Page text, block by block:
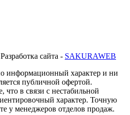
сайта - SAKURAWEB
информационный характер и ни
публичной офертой.
в связи с нестабильной
характер. Точную
у менеджеров отделов продаж.